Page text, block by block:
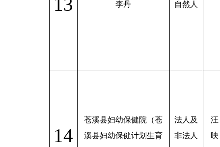
李丹 自然人
14
苍溪县妇幼保健院（苍
溪县妇幼保健计划生育
法人及
非法人
汪
映